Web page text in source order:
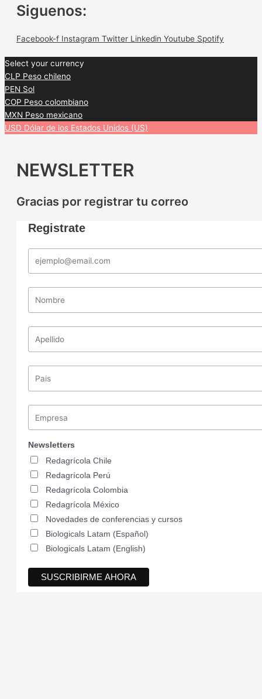
Siguenos:
Facebook-f Instagram Twitter Linkedin Youtube Spotify
Select your currency
CLP Peso chileno
PEN Sol
COP Peso colombiano
MXN Peso mexicano
USD Dólar de los Estados Unidos (US)
NEWSLETTER
Gracias por registrar tu correo
Registrate
Newsletters
Redagrícola Chile
Redagrícola Perú
Redagrícola Colombia
Redagrícola México
Novedades de conferencias y cursos
Biologicals Latam (Español)
Biologicals Latam (English)